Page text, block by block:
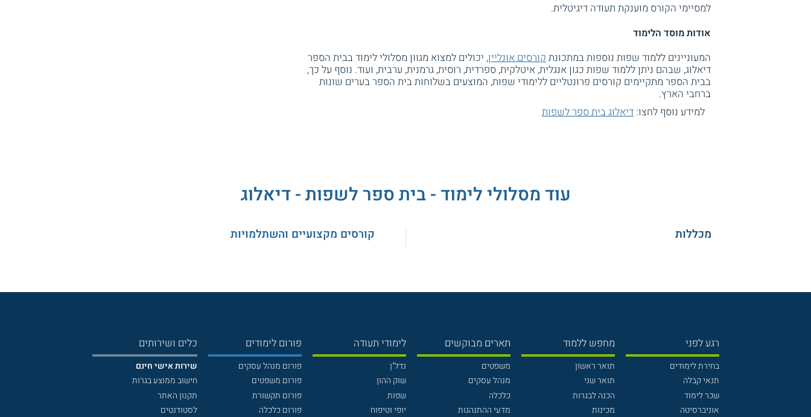
למסיימי הקורס מוענקת תעודה דיגיטלית.
אודות מוסד הלימוד
המעוניינים ללמוד שפות נוספות במתכונתקורסים אונליין, יכולים למצוא מגוון מסלולי לימוד בבית הספר
דיאלוג, שבהם ניתן ללמוד שפות כגון אנגלית, איטלקית, ספרדית, רוסית, גרמנית, ערבית, ועוד. נוסף על כך,
בבית הספר מתקיימים קורסים פרונטליים ללימודי שפות, המוצעים בשלוחות בית הספר בערים שונות
ברחבי הארץ.
למידע נוסף לחצו: דיאלוג בית ספר לשפות
עוד מסלולי לימוד - בית ספר לשפות - דיאלוג
מכללות קורסים מקצועיים והשתלמויות
רגע לפני
בחירת לימודים
תנאי קבלה
שכר לימוד
אוניברסיטה
מחפש ללמוד
תואר ראשון
תואר שני
הכנה לבגרות
מכינות
תארים מבוקשים
משפטים
מנהל עסקים
כלכלה
מדעי ההתנהגות
לימודי תעודה
נדל"ן
שוק ההון
שפות
יופי וטיפוח
פורום לימודים
פורום מנהל עסקים
פורום משפטים
פורום תקשורת
פורום כלכלה
כלים ושירותים
שירות אישי חינם
חישוב ממוצע בגרות
תקנון האתר
לסטודנטים